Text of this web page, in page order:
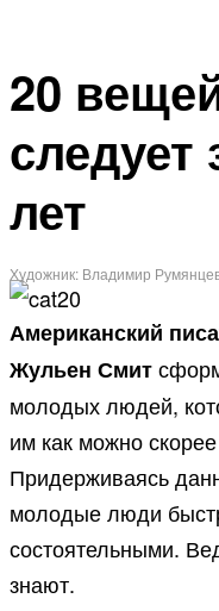
20
следует
лет
Художник: Владимир
Американский
Жульен Смит
молодых людей,
им как можно
Придерживаясь
молодые люди
состоятельными.
знают.